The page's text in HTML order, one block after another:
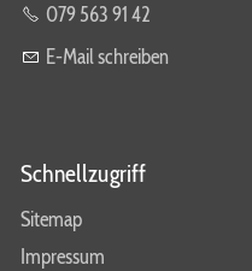
Pressemitteilungen
Ranglisten
Laufgruppe
Lauftraining
079 563 91 42
E-Mail schreiben
Schnellzugriff
Sitemap
Impressum